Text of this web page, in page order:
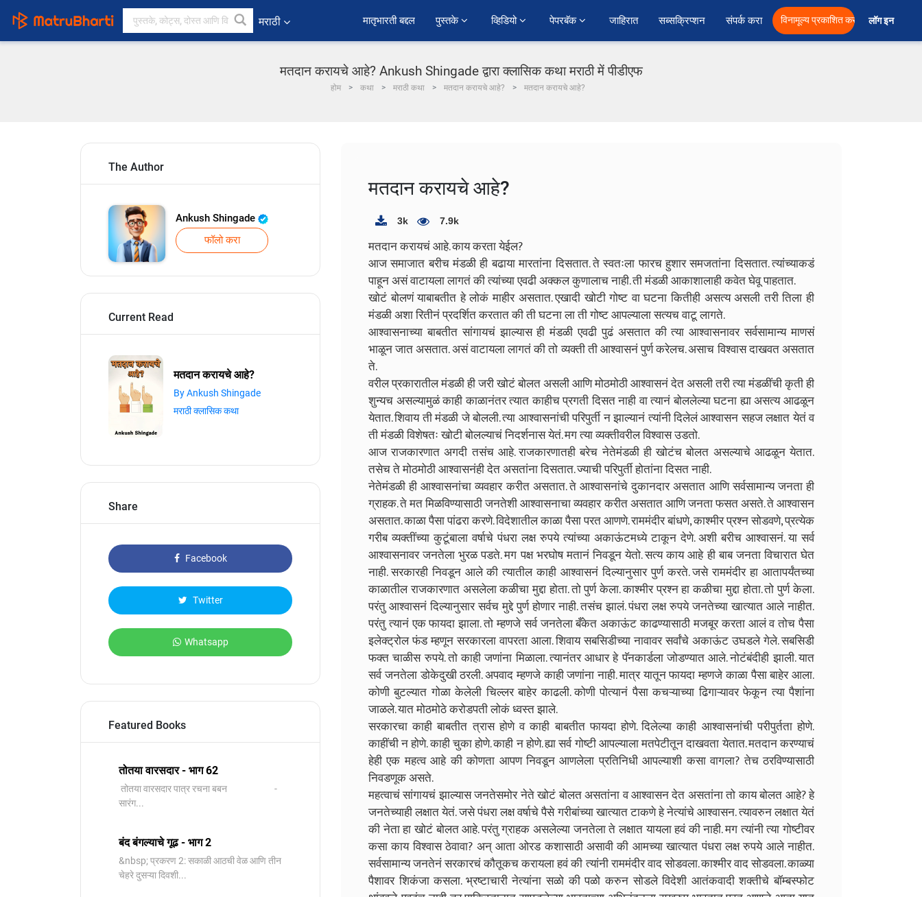
मराठी ﻿मातृभारती बद्दल पुस्तके व्हिडियो पेपरबॅक जाहिरात सब्सक्रिप्शन संपर्क करा विनामूल्य प्रकाशित करा लॉग इन
मतदान करायचे आहे? Ankush Shingade द्वारा क्लासिक कथा मराठी में पीडीएफ
होम कथा मराठी कथा मतदान करायचे आहे? मतदान करायचे आहे?
The Author
Ankush Shingade
फॉलो करा
Current Read
मतदान करायचे आहे?
By Ankush Shingade
मराठी क्लासिक कथा
Share
Facebook
Twitter
Whatsapp
Featured Books
तोतया वारसदार - भाग 62
तोतया वारसदार पात्र रचना बबन -
सारंग...
बंद बंगल्याचे गूढ - भाग 2
&nbsp; प्रकरण 2: सकाळी आठची वेळ आणि तीन
चेहरे दुसऱ्या दिवशी...
मतदान करायचे आहे?
3k 7.9k
मतदान करायचं आहे. काय करता येईल?
आज समाजात बरीच मंडळी ही बढाया मारतांना दिसतात. ते स्वतःला फारच हुशार समजतांना दिसतात. त्यांच्याकडं
पाहून असं वाटायला लागतं की त्यांच्या एवढी अक्कल कुणालाच नाही. ती मंडळी आकाशालाही कवेत घेवू पाहतात.
खोटं बोलणं याबाबतीत हे लोकं माहीर असतात. एखादी खोटी गोष्ट वा घटना कितीही असत्य असली तरी तिला ही
मंडळी अशा रितीनं प्रदर्शित करतात की ती घटना ला ती गोष्ट आपल्याला सत्यच वाटू लागते.
आश्वासनाच्या बाबतीत सांगायचं झाल्यास ही मंडळी एवढी पुढं असतात की त्या आश्वासनावर सर्वसामान्य माणसं
भाळून जात असतात. असं वाटायला लागतं की तो व्यक्ती ती आश्वासनं पुर्ण करेलच. असाच विश्वास दाखवत असतात
ते.
वरील प्रकारातील मंडळी ही जरी खोटं बोलत असली आणि मोठमोठी आश्वासनं देत असली तरी त्या मंडळींची कृती ही
शुन्यच असल्यामुळं काही काळानंतर त्यात काहीच प्रगती दिसत नाही वा त्यानं बोललेल्या घटना ह्या असत्य आढळून
येतात. शिवाय ती मंडळी जे बोलली. त्या आश्वासनांची परिपुर्ती न झाल्यानं त्यांनी दिलेलं आश्वासन सहज लक्षात येतं व
ती मंडळी विशेषतः खोटी बोलल्याचं निदर्शनास येतं. मग त्या व्यक्तीवरील विश्वास उडतो.
आज राजकारणात अगदी तसंच आहे. राजकारणातही बरेच नेतेमंडळी ही खोटंच बोलत असल्याचे आढळून येतात.
तसेच ते मोठमोठी आश्वासनंही देत असतांना दिसतात. ज्याची परिपुर्ती होतांना दिसत नाही.
नेतेमंडळी ही आश्वासनांचा व्यवहार करीत असतात. ते आश्वासनांचे दुकानदार असतात आणि सर्वसामान्य जनता ही
ग्राहक. ते मत मिळविण्यासाठी जनतेशी आश्वासनाचा व्यवहार करीत असतात आणि जनता फसत असते. ते आश्वासन
असतात. काळा पैसा पांढरा करणे. विदेशातील काळा पैसा परत आणणे. राममंदीर बांधणे, काश्मीर प्रश्न सोडवणे, प्रत्येक
गरीब व्यक्तींच्या कुटूंबाला वर्षाचे पंधरा लक्ष रुपये त्यांच्या अकाऊंटमध्ये टाकून देणे. अशी बरीच आश्वासनं. या सर्व
आश्वासनावर जनतेला भुरळ पडते. मग पक्ष भरघोष मतानं निवडून येतो. सत्य काय आहे ही बाब जनता विचारात घेत
नाही. सरकारही निवडून आले की त्यातील काही आश्वासनं दिल्यानुसार पुर्ण करते. जसे राममंदीर हा आतापर्यंतच्या
काळातील राजकारणात असलेला कळीचा मुद्दा होता. तो पुर्ण केला. काश्मीर प्रश्न हा कळीचा मुद्दा होता. तो पुर्ण केला.
परंतु आश्वासनं दिल्यानुसार सर्वच मुद्दे पुर्ण होणार नाही. तसंच झालं. पंधरा लक्ष रुपये जनतेच्या खात्यात आले नाहीत.
परंतु त्यानं एक फायदा झाला. तो म्हणजे सर्व जनतेला बँकेत अकाऊंट काढण्यासाठी मजबूर करता आलं व तोच पैसा
इलेक्ट्रोल फंड म्हणून सरकारला वापरता आला. शिवाय सबसिडीच्या नावावर सर्वांचे अकाऊंट उघडले गेले. सबसिडी
फक्त चाळीस रुपये. तो काही जणांना मिळाला. त्यानंतर आधार हे पॅनकार्डला जोडण्यात आले. नोटंबंदीही झाली. यात
सर्व जनतेला डोकेदुखी ठरली. अपवाद म्हणजे काही जणांना नाही. मात्र यातून फायदा म्हणजे काळा पैसा बाहेर आला.
कोणी बुटल्यात गोळा केलेली चिल्लर बाहेर काढली. कोणी पोत्यानं पैसा कचऱ्याच्या ढिगाऱ्यावर फेकून त्या पैशांना
जाळले. यात मोठमोठे करोडपती लोकं ध्वस्त झाले.
सरकारचा काही बाबतीत त्रास होणे व काही बाबतीत फायदा होणे. दिलेल्या काही आश्वासनांची परीपुर्तता होणे.
काहींची न होणे. काही चुका होणे. काही न होणे. ह्या सर्व गोष्टी आपल्याला मतपेटीतून दाखवता येतात. मतदान करण्याचं
हेही एक महत्व आहे की कोणता आपण निवडून आणलेला प्रतिनिधी आपल्याशी कसा वागला? तेच ठरविण्यासाठी
निवडणूक असते.
महत्वाचं सांगायचं झाल्यास जनतेसमोर नेते खोटं बोलत असतांना व आश्वासन देत असतांना तो काय बोलत आहे? हे
जनतेच्याही लक्षात येतं. जसे पंधरा लक्ष वर्षाचे पैसे गरीबांच्या खात्यात टाकणे हे नेत्यांचे आश्वासन. त्यावरुन लक्षात येतं
की नेता हा खोटं बोलत आहे. परंतु ग्राहक असलेल्या जनतेला ते लक्षात यायला हवं की नाही. मग त्यांनी त्या गोष्टीवर
कसा काय विश्वास ठेवावा? अन् आता ओरड कशासाठी असावी की आमच्या खात्यात पंधरा लक्ष रुपये आले नाहीत.
सर्वसामान्य जनतेनं सरकारचं कौतूकच करायला हवं की त्यांनी राममंदीर वाद सोडवला. काश्मीर वाद सोडवला. काळ्या
पैशावर शिकंजा कसला. भ्रष्टाचारी नेत्यांना सळो की पळो करुन सोडले विदेशी आतंकवादी शक्तीचे बॉम्बस्फोट